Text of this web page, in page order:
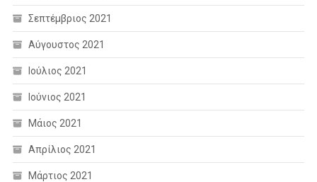
Σεπτέμβριος 2021
Αύγουστος 2021
Ιούλιος 2021
Ιούνιος 2021
Μάιος 2021
Απρίλιος 2021
Μάρτιος 2021